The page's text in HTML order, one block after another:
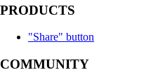
PRODUCTS
"Share" button
COMMUNITY